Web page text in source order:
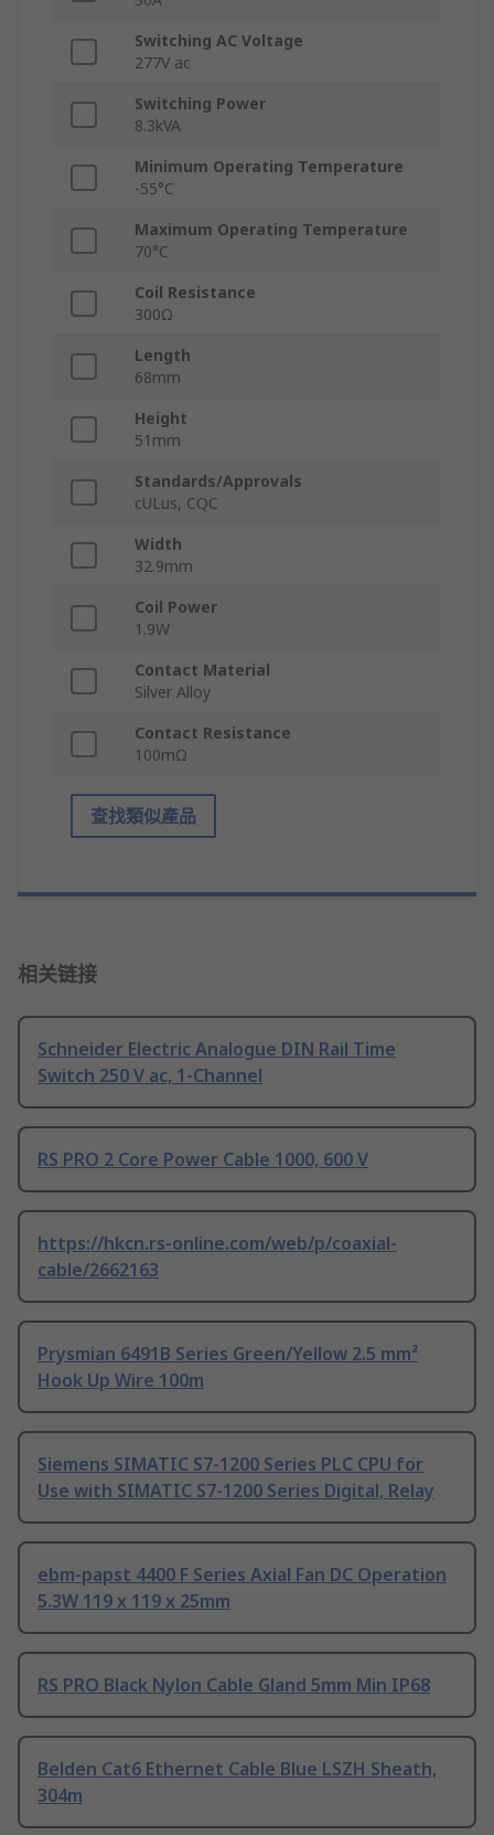
Switching AC Voltage
277V ac
Switching Power
8.3kVA
Minimum Operating Temperature
-55°C
Maximum Operating Temperature
70°C
Coil Resistance
300Ω
Length
68mm
Height
51mm
Standards/Approvals
cULus, CQC
Width
32.9mm
Coil Power
1.9W
Contact Material
Silver Alloy
Contact Resistance
100mΩ
查找類似產品
相关链接
Schneider Electric Analogue DIN Rail Time
Switch 250 V ac, 1-Channel
RS PRO 2 Core Power Cable 1000, 600 V
https://hkcn.rs-online.com/web/p/coaxial-
cable/2662163
Prysmian 6491B Series Green/Yellow 2.5 mm²
Hook Up Wire 100m
Siemens SIMATIC S7-1200 Series PLC CPU for
Use with SIMATIC S7-1200 Series Digital, Relay
ebm-papst 4400 F Series Axial Fan DC Operation
5.3W 119 x 119 x 25mm
RS PRO Black Nylon Cable Gland 5mm Min IP68
Belden Cat6 Ethernet Cable Blue LSZH Sheath,
304m